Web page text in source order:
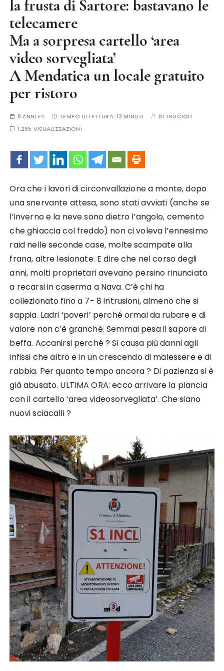
la frusta di Sartore: bastavano le
telecamere
Ma a sorpresa cartello ‘area
video sorvegliata’
A Mendatica un locale gratuito
per ristoro
8 ANNI FA TEMPO DI LETTURA:13 MINUTI DI TRUCIOLI
1.265 VISUALIZZAZIONI
Ora che i lavori di circonvallazione a monte, dopo
una snervante attesa, sono stati avviati (anche se
l’inverno e la neve sono dietro l’angolo, cemento
che ghiaccia col freddo) non ci voleva l’ennesimo
raid nelle seconde case, molte scampate alla
frana, altre lesionate. E dire che nel corso degli
anni, molti proprietari avevano persino rinunciato
a recarsi in caserma a Nava. C’è chi ha
collezionato fino a 7- 8 intrusioni, almeno che si
sappia. Ladri ‘poveri’ perché ormai da rubare e di
valore non c’è granché. Semmai pesa il sapore di
beffa. Accanirsi perché ? Si causa più danni agli
infissi che altro e in un crescendo di malessere e di
rabbia. Per quanto tempo ancora ? Di pazienza si è
già abusato. ULTIMA ORA: ecco arrivare la plancia
con il cartello ‘area videosorvegliata’. Che siano
nuovi sciacalli ?